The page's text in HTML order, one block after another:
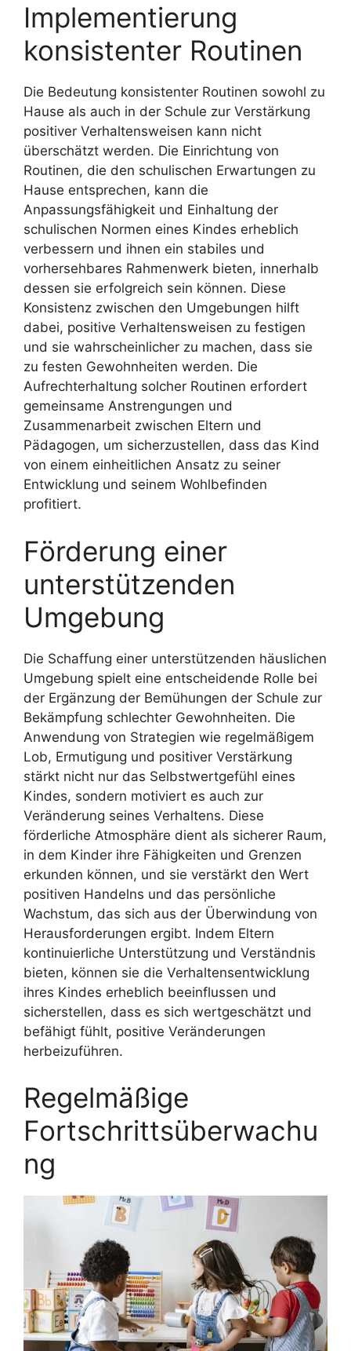
Implementierung
konsistenter Routinen
Die Bedeutung konsistenter Routinen sowohl zu
Hause als auch in der Schule zur Verstärkung
positiver Verhaltensweisen kann nicht
überschätzt werden. Die Einrichtung von
Routinen, die den schulischen Erwartungen zu
Hause entsprechen, kann die
Anpassungsfähigkeit und Einhaltung der
schulischen Normen eines Kindes erheblich
verbessern und ihnen ein stabiles und
vorhersehbares Rahmenwerk bieten, innerhalb
dessen sie erfolgreich sein können. Diese
Konsistenz zwischen den Umgebungen hilft
dabei, positive Verhaltensweisen zu festigen
und sie wahrscheinlicher zu machen, dass sie
zu festen Gewohnheiten werden. Die
Aufrechterhaltung solcher Routinen erfordert
gemeinsame Anstrengungen und
Zusammenarbeit zwischen Eltern und
Pädagogen, um sicherzustellen, dass das Kind
von einem einheitlichen Ansatz zu seiner
Entwicklung und seinem Wohlbefinden
profitiert.
Förderung einer
unterstützenden
Umgebung
Die Schaffung einer unterstützenden häuslichen
Umgebung spielt eine entscheidende Rolle bei
der Ergänzung der Bemühungen der Schule zur
Bekämpfung schlechter Gewohnheiten. Die
Anwendung von Strategien wie regelmäßigem
Lob, Ermutigung und positiver Verstärkung
stärkt nicht nur das Selbstwertgefühl eines
Kindes, sondern motiviert es auch zur
Veränderung seines Verhaltens. Diese
förderliche Atmosphäre dient als sicherer Raum,
in dem Kinder ihre Fähigkeiten und Grenzen
erkunden können, und sie verstärkt den Wert
positiven Handelns und das persönliche
Wachstum, das sich aus der Überwindung von
Herausforderungen ergibt. Indem Eltern
kontinuierliche Unterstützung und Verständnis
bieten, können sie die Verhaltensentwicklung
ihres Kindes erheblich beeinflussen und
sicherstellen, dass es sich wertgeschätzt und
befähigt fühlt, positive Veränderungen
herbeizuführen.
Regelmäßige
Fortschrittsüberwachu
ng